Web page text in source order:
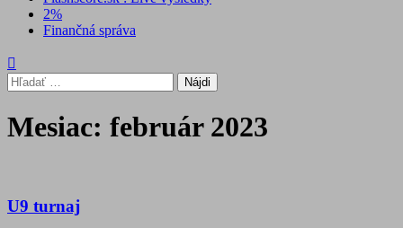
2%
Finančná správa
Hľadať:
Mesiac: február 2023
U9 turnaj